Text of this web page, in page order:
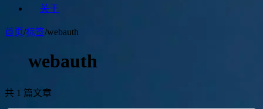
关于
首页/标签/webauth
webauth
共 1 篇文章